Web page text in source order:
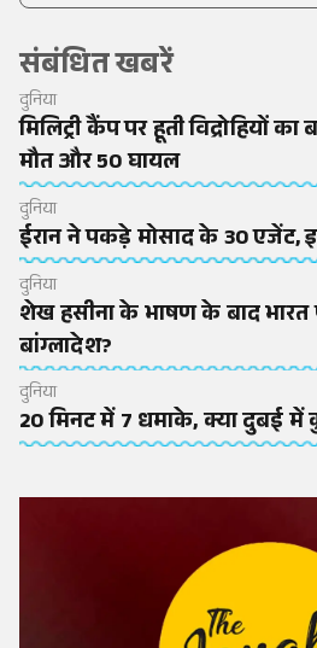
संबंधित खबरें
दुनिया
मिलिट्री कैंप पर हूती विद्रोहियों
मौत और 50 घायल
दुनिया
ईरान ने पकड़े मोसाद के 30
दुनिया
शेख हसीना के भाषण के बाद भारत
बांग्लादेश?
दुनिया
20 मिनट में 7 धमाके, क्या दुबई में